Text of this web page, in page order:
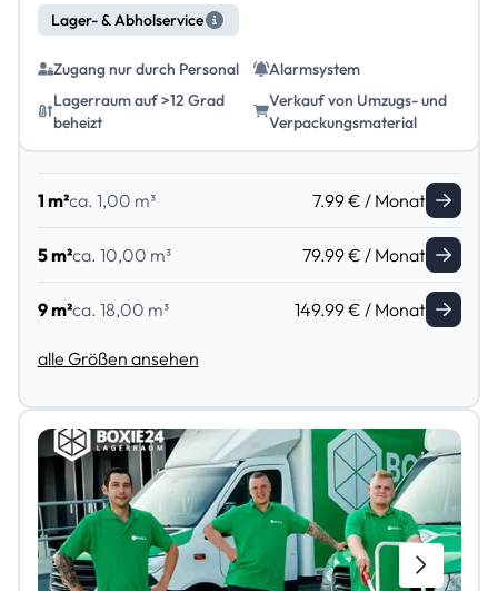
Lager- & Abholservice
Zugang nur durch Personal
Alarmsystem
Lagerraum auf >12 Grad
beheizt
Verkauf von Umzugs- und
Verpackungsmaterial
1 m²ca. 1,00 m³ 7.99 € / Monat
5 m²ca. 10,00 m³ 79.99 € / Monat
9 m²ca. 18,00 m³ 149.99 € / Monat
alle Größen ansehen